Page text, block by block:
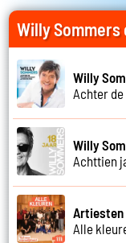
Willy
Willy
Achter
Willy
Achttien
Artiesten
Alle